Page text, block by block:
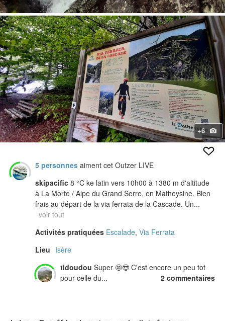
+6
5 personnes aiment cet Outzer LIVE
skipacific 8 °C ke latin vers 10h00 à 1380 m d'altitude
à La Morte / Alpe du Grand Serre, en Matheysine. Bien
frais au départ de la via ferrata de la Cascade. Un...
voir tout
Activités pratiquées Escalade, Via Ferrata
Lieu Isère
tidoudou Super 🤩😎 C'est encore un peu tot
pour celle du...
2 commentaires